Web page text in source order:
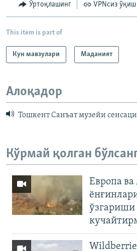
Ўртоқлашинг VPNсиз ўқиш
This item is part of
Кун мавзулари Маданият
Алоқадор
Тошкент Санъат музейи
Кўрмай қолган
Европа
ўзгариши